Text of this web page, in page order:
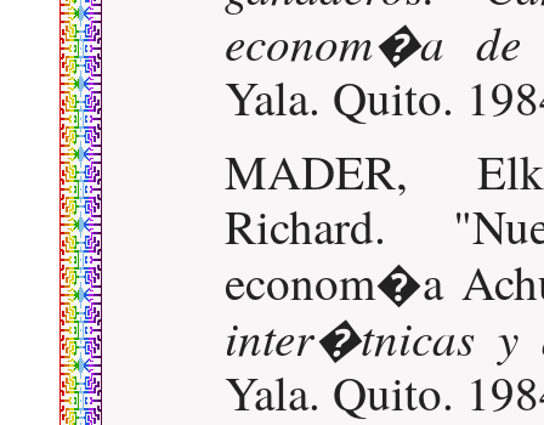
econom�a
Yala. Quito.
MADER,
Richard.
econom�a
inter�tnicas y
Yala. Quito.